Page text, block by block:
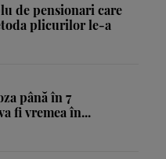
de pensionari care
plicurilor le-a
până în 7
fi vremea în...